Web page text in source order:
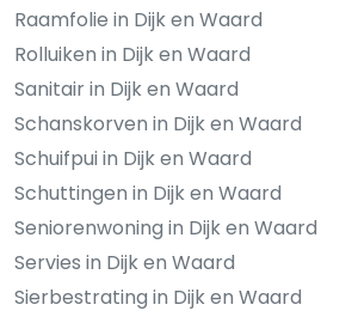
Raamfolie in Dijk en Waard
Rolluiken in Dijk en Waard
Sanitair in Dijk en Waard
Schanskorven in Dijk en Waard
Schuifpui in Dijk en Waard
Schuttingen in Dijk en Waard
Seniorenwoning in Dijk en Waard
Servies in Dijk en Waard
Sierbestrating in Dijk en Waard